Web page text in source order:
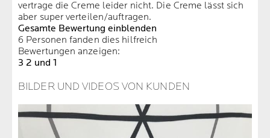
vertrage die Creme leider nicht. Die Creme lässt sich
aber super verteilen/auftragen.
Gesamte Bewertung einblenden
6 Personen fanden dies hilfreich
Bewertungen anzeigen:
3 2 und 1
BILDER UND VIDEOS VON KUNDEN